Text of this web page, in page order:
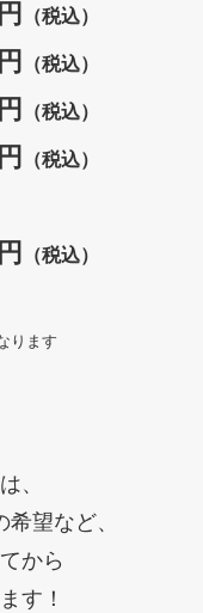
（税込）
（税込）
（税込）
（税込）
（税込）
ります
、
望など、
から
す！